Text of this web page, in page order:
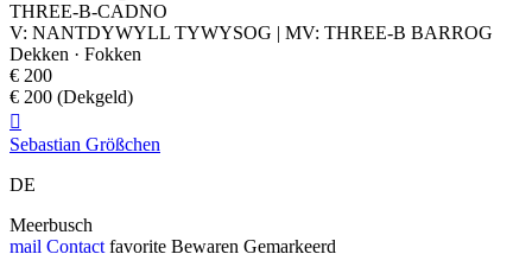
THREE-B-CADNO
V: NANTDYWYLL TYWYSOG | MV: THREE-B BARROG
Dekken · Fokken
€ 200
€ 200 (Dekgeld)

Sebastian Größchen
DE
Meerbusch
mail Contact favorite Bewaren Gemarkeerd